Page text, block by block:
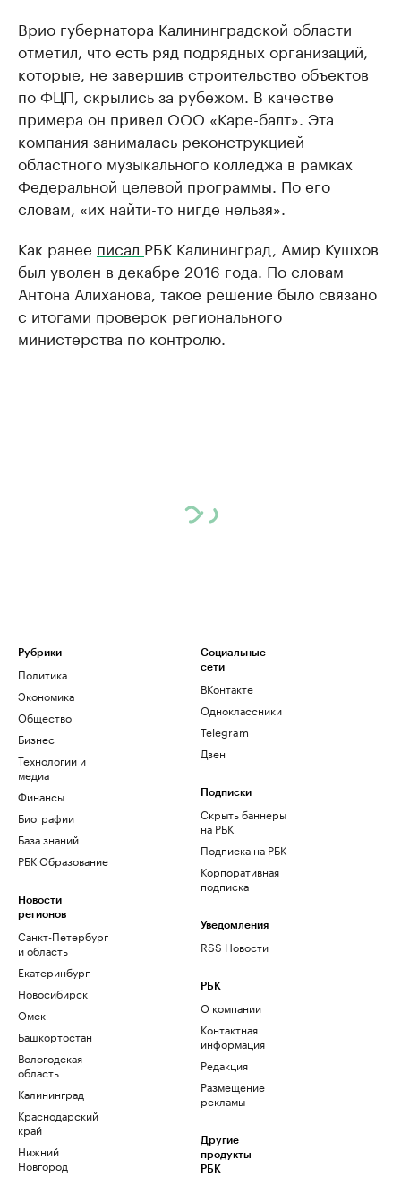
Врио губернатора Калининградской области
отметил, что есть ряд подрядных организаций,
которые, не завершив строительство объектов
по ФЦП, скрылись за рубежом. В качестве
примера он привел ООО «Каре-балт». Эта
компания занималась реконструкцией
областного музыкального колледжа в рамках
Федеральной целевой программы. По его
словам, «их найти-то нигде нельзя».
Как ранее писал РБК Калининград, Амир Кушхов
был уволен в декабре 2016 года. По словам
Антона Алиханова, такое решение было связано
с итогами проверок регионального
министерства по контролю.
Рубрики
Политика
Экономика
Общество
Бизнес
Технологии и
медиа
Финансы
Биографии
База знаний
РБК Образование
Новости
регионов
Санкт-Петербург
и область
Екатеринбург
Новосибирск
Омск
Башкортостан
Вологодская
область
Калининград
Краснодарский
край
Нижний
Новгород
Социальные
сети
ВКонтакте
Одноклассники
Telegram
Дзен
Подписки
Скрыть баннеры
на РБК
Подписка на РБК
Корпоративная
подписка
Уведомления
RSS Новости
РБК
О компании
Контактная
информация
Редакция
Размещение
рекламы
Другие
продукты
РБК